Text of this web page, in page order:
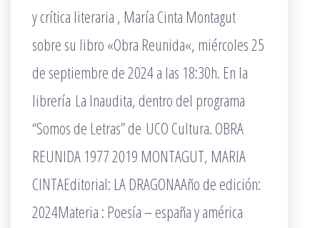
y crítica literaria , María Cinta Montagut
sobre su libro «Obra Reunida«, miércoles 25
de septiembre de 2024 a las 18:30h. En la
librería La Inaudita, dentro del programa
“Somos de Letras” de UCO Cultura. OBRA
REUNIDA 1977 2019 MONTAGUT, MARIA
CINTAEditorial: LA DRAGONAAño de edición:
2024Materia : Poesía – españa y américa